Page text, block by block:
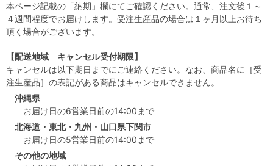
本ページ記載の「納期」欄にてご確認ください。通常、注文後１～
４週間程度でお届けします。受注生産品の場合は１ヶ月以上お待ち
頂く場合がございます。
【配送地域 キャンセル受付期限】
キャンセルは以下期日までにご連絡ください。なお、商品名に［受
注生産品］の表記がある商品はキャンセルできません。
沖縄県
お届け日の6営業日前の14:00まで
北海道・東北・九州・山口県下関市
お届け日の5営業日前の14:00まで
その他の地域